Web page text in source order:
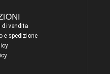
vendita
e spedizione